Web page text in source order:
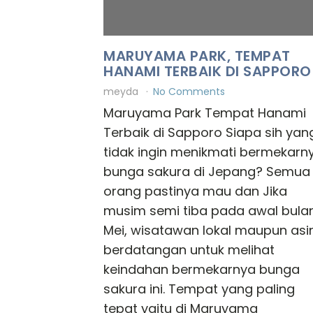
MARUYAMA PARK, TEMPAT
HANAMI TERBAIK DI SAPPORO
meyda No Comments
Maruyama Park Tempat Hanami
Terbaik di Sapporo Siapa sih
tidak ingin menikmati
bunga sakura di Jepang? Semua
orang pastinya mau dan Jika
musim semi tiba pada awal
Mei, wisatawan lokal maupun
berdatangan untuk melihat
keindahan bermekarnya bunga
sakura ini. Tempat yang paling
tepat yaitu di Maruyama